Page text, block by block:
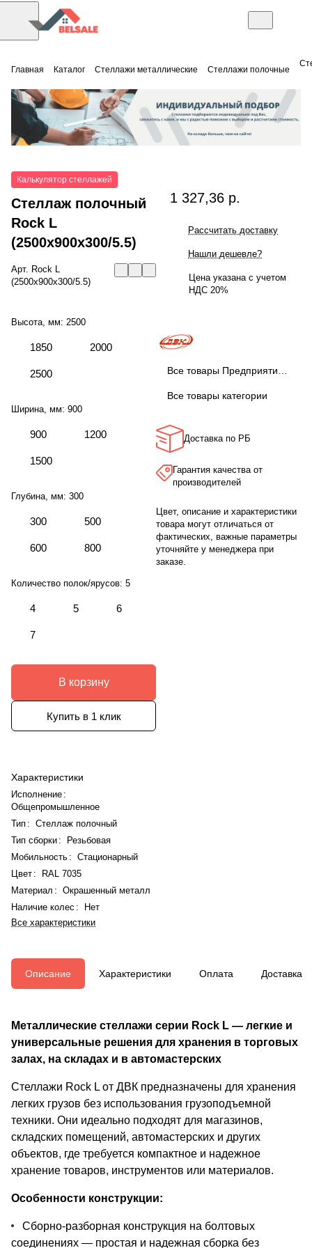
Главная Каталог Стеллажи металлические Стеллажи полочные
Калькулятор стеллажей
Стеллаж полочный
Rock L
(2500x900x300/5.5)
Арт. Rock L
(2500x900x300/5.5)
Высота, мм: 2500
1850 2000
2500
Ширина, мм: 900
900 1200
1500
Глубина, мм: 300
300 500
600 800
Количество полок/ярусов: 5
4 5 6
7
В корзину
Купить в 1 клик
Характеристики
Исполнение :
Общепромышленное
Тип : Стеллаж полочный
Тип сборки:
Резьбовая
Мобильность : Стационарный
Цвет :
RAL 7035
Материал : Окрашенный металл
Наличие колес :
Нет
Все характеристики
1 327,36 р.
Рассчитать доставку
Нашли дешевле?
Цена указана с учетом
НДС 20%
Все товары Предприятие ДВК
Все товары категории
Доставка по РБ
Гарантия качества от
производителей
Цвет, описание и характеристики
товара могут отличаться от
фактических, важные параметры
уточняйте у менеджера при
заказе.
Описание Характеристики Оплата Доставка
Металлические стеллажи серии Rock L — легкие и
универсальные решения для хранения в торговых
залах, на складах и в автомастерских
Стеллажи Rock L от ДВК предназначены для хранения
легких грузов без использования грузоподъемной
техники. Они идеально подходят для магазинов,
складских помещений, автомастерских и других
объектов, где требуется компактное и надежное
хранение товаров, инструментов или материалов.
Особенности конструкции:
Сборно-разборная конструкция на болтовых
соединениях — простая и надежная сборка без